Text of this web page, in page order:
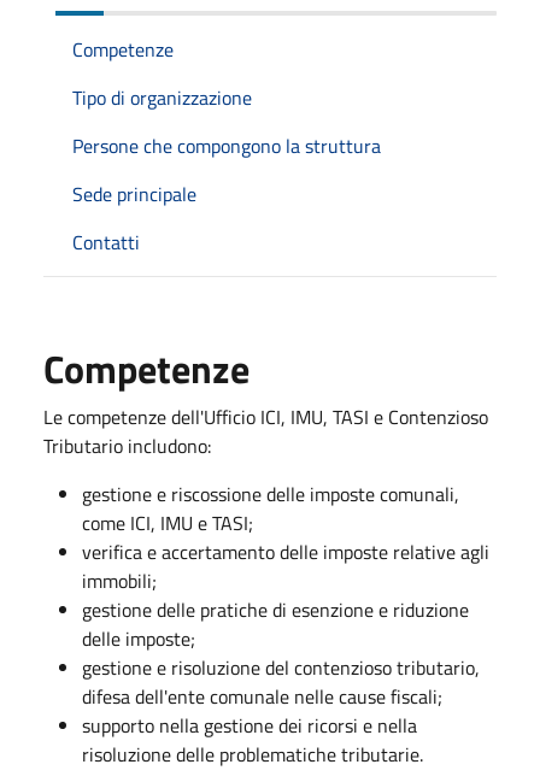
Competenze
Tipo di organizzazione
Persone che compongono la struttura
Sede principale
Contatti
Competenze
Le competenze dell'Ufficio ICI, IMU, TASI e Contenzioso
Tributario includono:
gestione e riscossione delle imposte comunali,
come ICI, IMU e TASI;
verifica e accertamento delle imposte relative agli
immobili;
gestione delle pratiche di esenzione e riduzione
delle imposte;
gestione e risoluzione del contenzioso tributario,
difesa dell'ente comunale nelle cause fiscali;
supporto nella gestione dei ricorsi e nella
risoluzione delle problematiche tributarie.